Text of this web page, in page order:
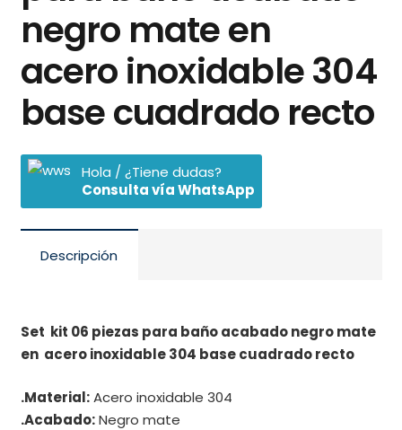
negro mate en
acero inoxidable 304
base cuadrado recto
Hola / ¿Tiene dudas?
Consulta vía WhatsApp
Descripción
Set kit 06 piezas para baño acabado negro mate
en acero inoxidable 304 base cuadrado recto
.Material:Acero inoxidable 304
.Acabado:Negro mate